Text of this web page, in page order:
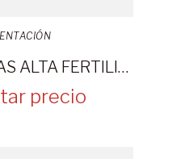
MACRO OVEJAS ALTA FERTILIDAD 30KG
precio